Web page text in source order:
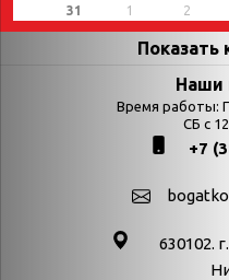
31
1 2
Показать
Страницы
Календарь
Наши
Время работы:
СБ с
+7
630102.